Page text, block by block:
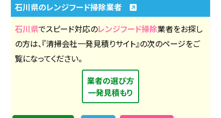
石川県のレンジフード掃除業者
石川県でスピード対応のレンジフード掃除業者をお探し
の方は、『清掃会社一発見積りサイト』の次のページをご
覧になってください。
業者の選び方
一発見積もり